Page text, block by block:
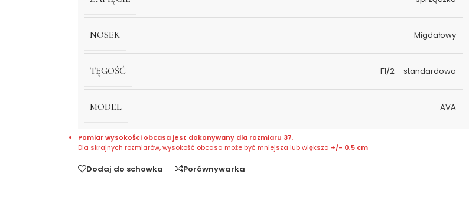
NOSEK Migdałowy
TĘGOŚĆ F1/2 – standardowa
MODEL AVA
Pomiar wysokości obcasa jest dokonywany dla rozmiaru 37.
Dla skrajnych rozmiarów, wysokość obcasa może być mniejsza lub większa +/- 0,5 cm
Dodaj do schowka Porównywarka